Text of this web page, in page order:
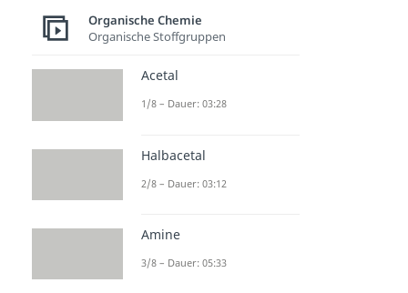
Alkohole
Dauer: 05:49
Hydroxygruppe
Dauer: 03:20
Alkanole
Dauer: 04:28
Ethanol
Dauer: 04:42
Organische Chemie
Organische Stoffgruppen
Acetal
1/8 – Dauer: 03:28
Halbacetal
2/8 – Dauer: 03:12
Amine
3/8 – Dauer: 05:33